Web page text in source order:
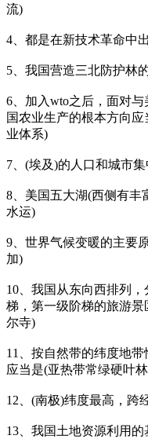
流)
4、都是在新技术革命中
5、我国营造三北防护林
6、加入wto之后，面对
国农业生产的根本方向
业体系)
7、(埃及)的人口和城市
8、美国五大湖(西侧有丰
水运)
9、世界气候变暖的主要
加)
10、我国从东向西排列
梯，第一级阶梯的旅游
尔寺)
11、按自然带的纬度地
应当是(亚热带常绿硬叶
12、(南极)纬度最高，跨
13、我国土地资源利用